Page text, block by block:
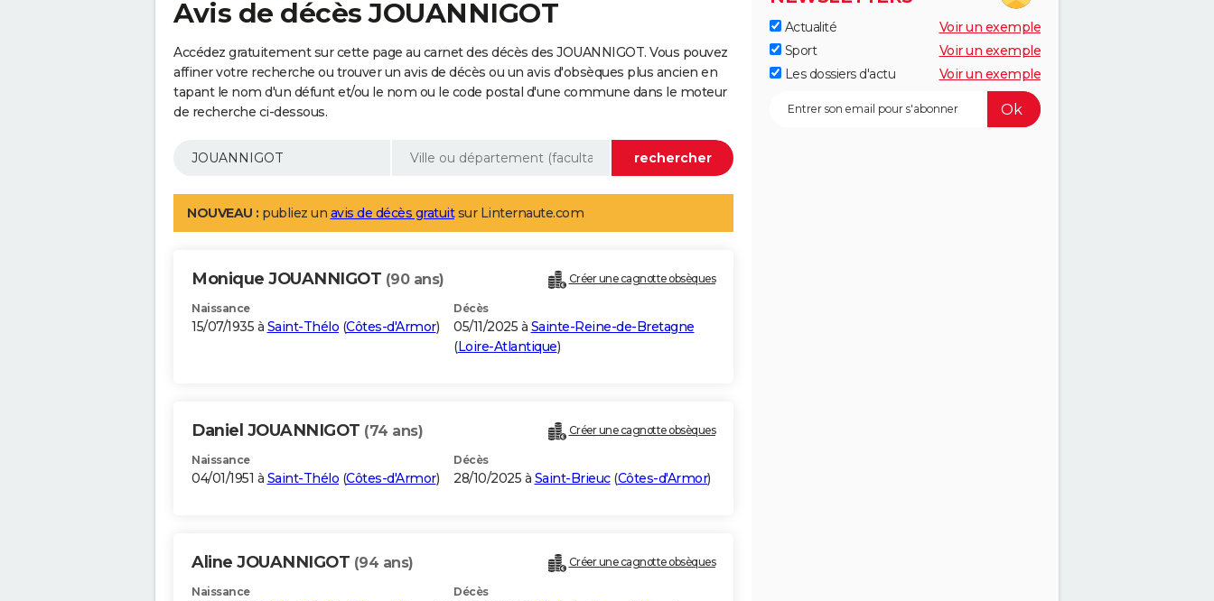
Avis de décès JOUANNIGOT
Accédez gratuitement sur cette page au carnet des décès des JOUANNIGOT. Vous pouvez
affiner votre recherche ou trouver un avis de décès ou un avis d'obsèques plus ancien en
tapant le nom d'un défunt et/ou le nom ou le code postal d'une commune dans le moteur
de recherche ci-dessous.
NOUVEAU : publiez un avis de décès gratuitsur Linternaute.com
Monique JOUANNIGOT (90 ans) Créer une cagnotte obsèques
Naissance
15/07/1935 à Saint-Thélo (Côtes-d'Armor)
Décès
05/11/2025 à Sainte-Reine-de-Bretagne
(Loire-Atlantique)
Daniel JOUANNIGOT (74 ans) Créer une cagnotte obsèques
Naissance
04/01/1951 à Saint-Thélo (Côtes-d'Armor)
Décès
28/10/2025 à Saint-Brieuc(Côtes-d'Armor)
Aline JOUANNIGOT (94 ans) Créer une cagnotte obsèques
Naissance Décès
Actualité
Voir un exemple
Sport
Voir un exemple
Les dossiers d'actu
Voir un exemple